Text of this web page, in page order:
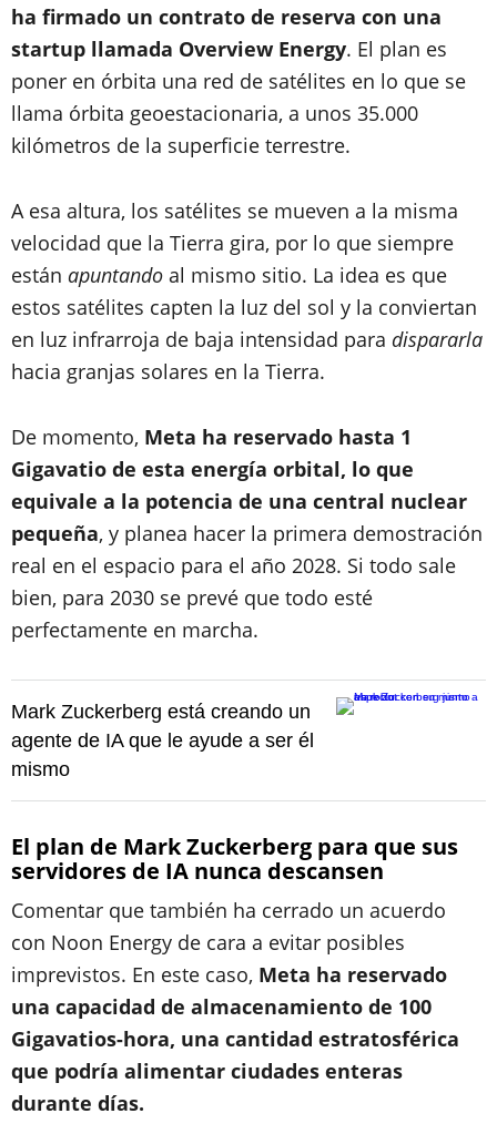
ha firmado un contrato de reserva con una
startup llamada Overview Energy. El plan es
poner en órbita una red de satélites en lo que se
llama órbita geoestacionaria, a unos 35.000
kilómetros de la superficie terrestre.
A esa altura, los satélites se mueven a la misma
velocidad que la Tierra gira, por lo que siempre
están apuntando al mismo sitio. La idea es que
estos satélites capten la luz del sol y la conviertan
en luz infrarroja de baja intensidad para dispararla
hacia granjas solares en la Tierra.
De momento, Meta ha reservado hasta 1
Gigavatio de esta energía orbital, lo que
equivale a la potencia de una central nuclear
pequeña, y planea hacer la primera demostración
real en el espacio para el año 2028. Si todo sale
bien, para 2030 se prevé que todo esté
perfectamente en marcha.
Mark Zuckerberg está creando un
agente de IA que le ayude a ser él
mismo
El plan de Mark Zuckerberg para que sus
servidores de IA nunca descansen
Comentar que también ha cerrado un acuerdo
con Noon Energy de cara a evitar posibles
imprevistos. En este caso, Meta ha reservado
una capacidad de almacenamiento de 100
Gigavatios-hora, una cantidad estratosférica
que podría alimentar ciudades enteras
durante días.